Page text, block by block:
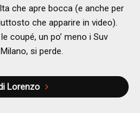
che apre bocca (e anche per
che apparire in video).
coupé, un po’ meno i Suv
si perde.
Lorenzo